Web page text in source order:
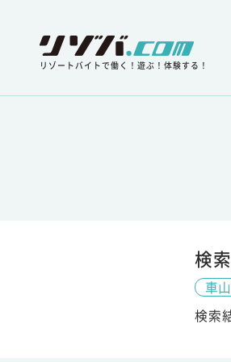
リゾートバイトで働く！遊ぶ！体験する！
検
車
検索